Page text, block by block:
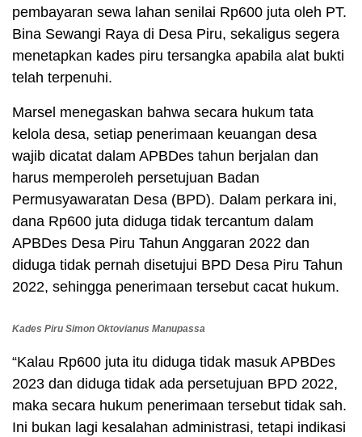
pembayaran sewa lahan senilai Rp600 juta oleh PT.
Bina Sewangi Raya di Desa Piru, sekaligus segera
menetapkan kades piru tersangka apabila alat bukti
telah terpenuhi.
Marsel menegaskan bahwa secara hukum tata
kelola desa, setiap penerimaan keuangan desa
wajib dicatat dalam APBDes tahun berjalan dan
harus memperoleh persetujuan Badan
Permusyawaratan Desa (BPD). Dalam perkara ini,
dana Rp600 juta diduga tidak tercantum dalam
APBDes Desa Piru Tahun Anggaran 2022 dan
diduga tidak pernah disetujui BPD Desa Piru Tahun
2022, sehingga penerimaan tersebut cacat hukum.
Kades Piru Simon Oktovianus Manupassa
“Kalau Rp600 juta itu diduga tidak masuk APBDes
2023 dan diduga tidak ada persetujuan BPD 2022,
maka secara hukum penerimaan tersebut tidak sah.
Ini bukan lagi kesalahan administrasi, tetapi indikasi